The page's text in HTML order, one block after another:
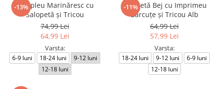
-13%
Compleu Marinăresc cu
Salopetă și Tricou
74,99 Lei
64,99 Lei
Varsta:
6-9 luni 18-24 luni
9-12 luni
12-18 luni
-11%
Salopetă Bej cu Imprimeu
Bărcuțe și Tricou Alb
64,99 Lei
57,99 Lei
Varsta:
18-24 luni 9-12 luni
6-9 luni
12-18 luni